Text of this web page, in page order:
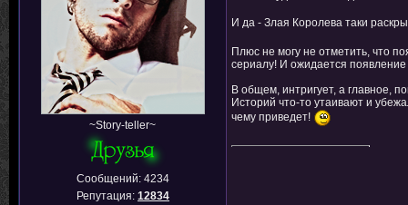
~Story-teller~
Сообщений: 4234
Репутация: 12834
И да - Злая Королева таки
Плюс не могу не отметить, что
сериалу! И ожидается
В общем, интригует, а главное,
Историй что-то утаивают и
чему приведет!